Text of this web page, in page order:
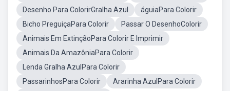
Desenho Para ColorirGralha Azul
águiaPara Colorir
Bicho PreguiçaPara Colorir
Passar O DesenhoColorir
Animais Em ExtinçãoPara Colorir E Imprimir
Animais Da AmazôniaPara Colorir
Lenda Gralha AzulPara Colorir
PassarinhosPara Colorir
Ararinha AzulPara Colorir